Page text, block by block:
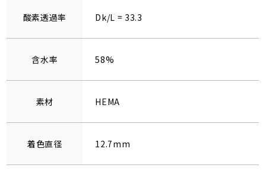
酸素透過率 Dk/L = 33.3
含水率 58%
素材 HEMA
着色直径 12.7mm